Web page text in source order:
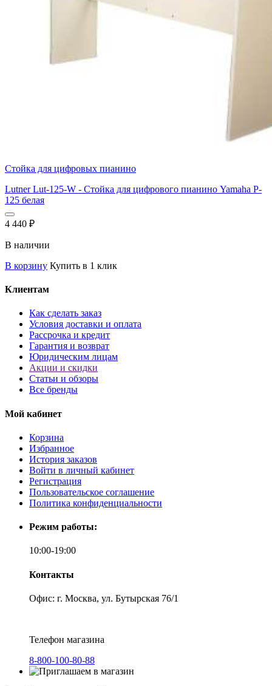
Стойка для цифровых пианино
Lutner Lut-125-W - Стойка для цифрового пианино Yamaha P-
125 белая
4 440 ₽
В наличии
В корзину Купить в 1 клик
Клиентам
Как сделать заказ
Условия доставки и оплата
Рассрочка и кредит
Гарантия и возврат
Юридическим лицам
Акции и скидки
Статьи и обзоры
Все бренды
Мой кабинет
Корзина
Избранное
История заказов
Войти в личный кабинет
Регистрация
Пользовательское соглашение
Политика конфиденциальности
Режим работы:
10:00-19:00
Контакты
Офис: г. Москва, ул. Бутырская 76/1
Телефон магазина
8-800-100-80-88